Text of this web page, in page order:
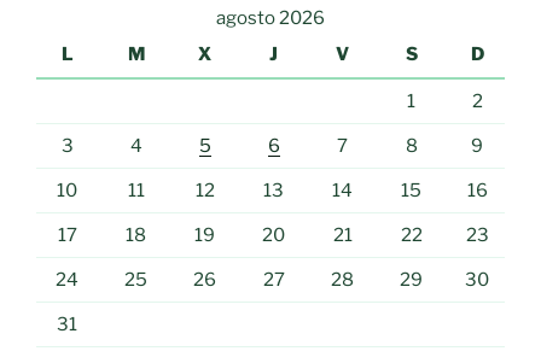
agosto 2026
L
M X J V S D
1 2
3 4 5 6 7 8 9
10 11 12 13 14 15 16
17 18 19 20 21 22 23
24 25 26 27 28 29 30
31